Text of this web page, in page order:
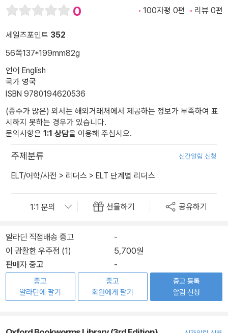
0 100자평 0편 리뷰 0편
세일즈포인트 352
56쪽137*199mm82g
언어 English
국가 영국
ISBN 9780194620536
(종수가 많은) 외서는 해외거래처에서 제공하는 정보가 부족하여 표
시하지 못하는 경우가 있습니다.
문의사항은 1:1 상담을 이용해 주십시오.
주제분류 신간알림 신청
ELT/어학/사전 > 리더스 > ELT 단계별 리더스
선물하기 공유하기
알라딘 직접배송 중고
-
이 광활한 우주점 (1)
5,700원
판매자 중고
-
중고
알라딘에 팔기
중고
회원에게 팔기
중고 등록
알림 신청